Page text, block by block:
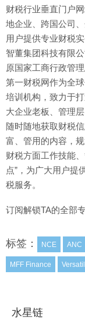
财税行业垂直门户
地企业、跨国公司
用户提供专业财税
智董集团科技有限
原国家工商行政管
第一财税网作为全
培训机构，致力于
大企业老板、管理
随时随地获取财税
富、管用的内容，
财税方面工作技能
点”，为广大用户提
税服务。
订阅解锁TA的全部
标签： NCE ANC
MFF Finance
水星链